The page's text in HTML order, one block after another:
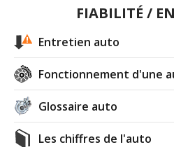
FIABILITÉ /
Entretien auto
Fonctionnement d'une
Glossaire auto
Les chiffres de l'auto